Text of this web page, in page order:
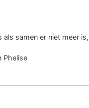
als samen er niet meer is,
Phelise